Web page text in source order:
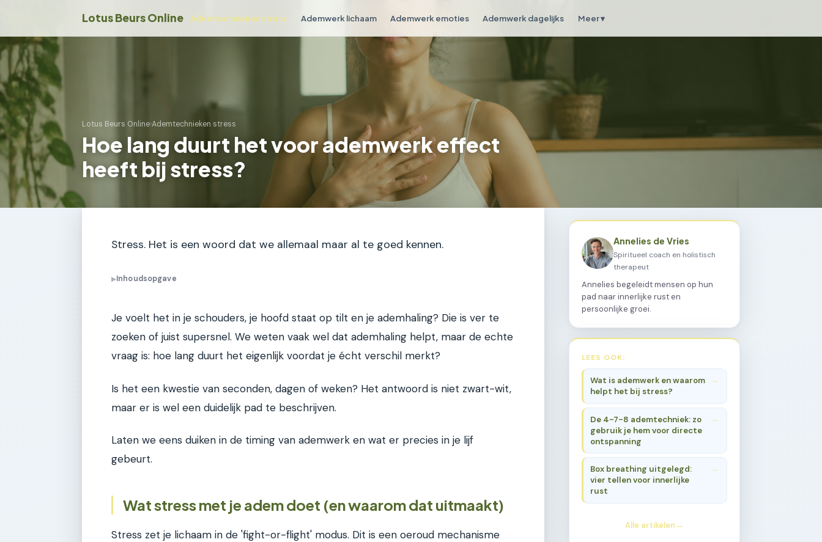
Lotus Beurs Online Ademtechnieken stress Ademwerk lichaam Ademwerk emoties Ademwerk dagelijks Meer ▾
Lotus Beurs Online›Ademtechnieken stress
Hoe lang duurt het voor ademwerk effect
heeft bij stress?
Stress. Het is een woord dat we allemaal maar al te goed kennen.
▶Inhoudsopgave
Je voelt het in je schouders, je hoofd staat op tilt en je ademhaling? Die is ver te
zoeken of juist supersnel. We weten vaak wel dat ademhaling helpt, maar de echte
vraag is: hoe lang duurt het eigenlijk voordat je écht verschil merkt?
Is het een kwestie van seconden, dagen of weken? Het antwoord is niet zwart-wit,
maar er is wel een duidelijk pad te beschrijven.
Laten we eens duiken in de timing van ademwerk en wat er precies in je lijf
gebeurt.
Wat stress met je adem doet (en waarom dat uitmaakt)
Stress zet je lichaam in de 'fight-or-flight' modus. Dit is een oeroud mechanisme
Annelies de Vries
Spiritueel coach en holistisch
therapeut
Annelies begeleidt mensen op hun
pad naar innerlijke rust en
persoonlijke groei.
LEES OOK:
Wat is ademwerk en waarom
helpt het bij stress?
De 4-7-8 ademtechniek: zo
gebruik je hem voor directe
ontspanning
Box breathing uitgelegd:
vier tellen voor innerlijke
rust
Alle artikelen